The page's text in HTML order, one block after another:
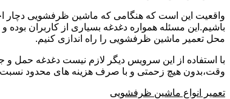
واقعیت این است که هنگامی که ماشین ظرفشویی دچار
باشیم.این مسئله همواره دغدغه بسیاری از کاربران
محل تعمیر ماشین ظرفشویی را راه اندازی کنیم.
با استفاده از این سرویس دیگر لازم نیست دغدغه حمل و
وقت،بدون هیچ زحمتی و با صرف هزینه های محدود نسبت
تعمیر انواع ماشین ظرفشویی